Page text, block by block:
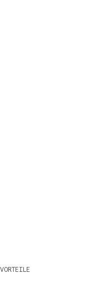
VORTEILE